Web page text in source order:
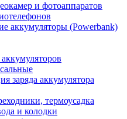
и фотоаппаратов
аккумуляторы (Powerbank)
заряда аккумулятора
термоусадка
и колодки